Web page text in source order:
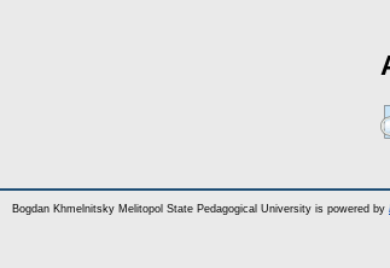
Bogdan Khmelnitsky Melitopol State Pedagogical University is powered by